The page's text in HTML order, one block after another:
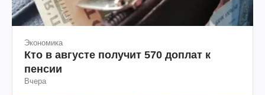
Экономика
Кто в августе получит 570 доплат к
пенсии